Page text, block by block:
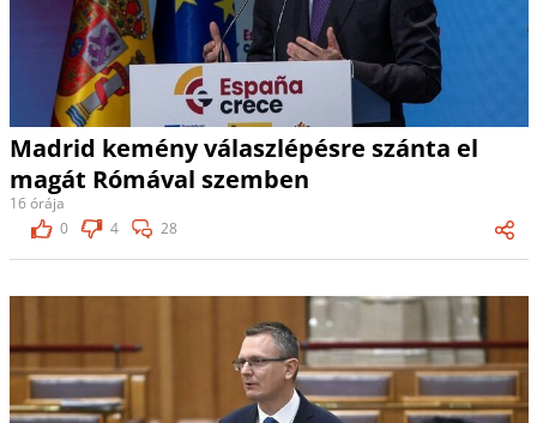
Madrid kemény válaszlépésre szánta el
magát Rómával szemben
16 órája
0
4 28